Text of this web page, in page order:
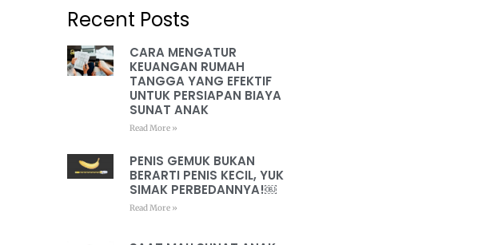
Recent Posts
CARA MENGATUR
KEUANGAN RUMAH
TANGGA YANG EFEKTIF
UNTUK PERSIAPAN BIAYA
SUNAT ANAK
Read More »
PENIS GEMUK BUKAN
BERARTI PENIS KECIL, YUK
SIMAK PERBEDANNYA!￼
Read More »